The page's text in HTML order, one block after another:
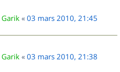
Garik « 03 mars 2010, 21:45
Garik « 03 mars 2010, 21:38